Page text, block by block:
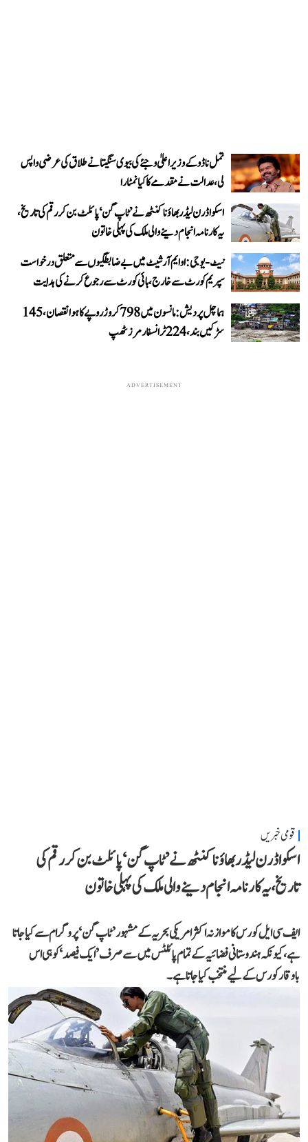
تمل ناڈو کے وزیر اعلیٰ وجئے کی بیوی سنگیتا نے طلاق کی عرضی واپس
لی، عدالت نے مقدمے کا کیا نمٹارا
اسکواڈرن لیڈر بھاؤنا کنٹھ نے ’ٹاپ گن‘ پائلٹ بن کر رقم کی تاریخ،
یہ کارنامہ انجام دینے والی ملک کی پہلی خاتون
نیٹ-یو جی: او ایم آر شیٹ میں بے ضابطگیوں سے متعلق درخواست
سپریم کورٹ سے خارج، ہائی کورٹ سے رجوع کرنے کی ہدایت
ہماچل پردیش: مانسون میں 798 کروڑ روپے کا ہوا نقصان، 145
سڑکیں بند، 224 ٹرانسفارمرز ٹھپ
ADVERTISEMENT
قومی خبریں
اسکواڈرن لیڈر بھاؤنا کنٹھ نے ’ٹاپ گن‘ پائلٹ بن کر رقم کی
تاریخ، یہ کارنامہ انجام دینے والی ملک کی پہلی خاتون
ایف سی ایل کورس کا موازنہ اکثر امریکی بحریہ کے مشہور ’ٹاپ گن‘ پروگرام سے کیا جاتا
ہے، کیونکہ ہندوستانی فضائیہ کے تمام پائلٹس میں سے صرف ’ایک فیصد‘ کو ہی اس
باوقار کورس کے لیے منتخب کیا جاتا ہے۔